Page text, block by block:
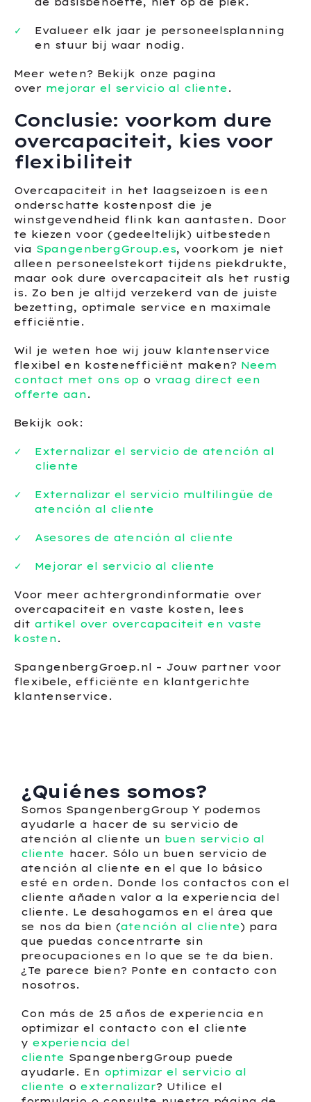
Evalueer elk jaar je personeelsplanning
en stuur bij waar nodig.
Meer weten? Bekijk onze pagina
over mejorar el servicio al cliente.
Conclusie: voorkom dure
overcapaciteit, kies voor
flexibiliteit
Overcapaciteit in het laagseizoen is een
onderschatte kostenpost die je
winstgevendheid flink kan aantasten. Door
te kiezen voor (gedeeltelijk) uitbesteden
via SpangenbergGroup.es, voorkom je niet
alleen personeelstekort tijdens piekdrukte,
maar ook dure overcapaciteit als het rustig
is. Zo ben je altijd verzekerd van de juiste
bezetting, optimale service en maximale
efficiëntie.
Wil je weten hoe wij jouw klantenservice
flexibel en kostenefficiënt maken? Neem
contact met ons op o vraag direct een
offerte aan.
Bekijk ook:
Externalizar el servicio de atención al
cliente
Externalizar el servicio multilingüe de
atención al cliente
Asesores de atención al cliente
Mejorar el servicio al cliente
Voor meer achtergrondinformatie over
overcapaciteit en vaste kosten, lees
dit artikel over overcapaciteit en vaste
kosten.
SpangenbergGroep.nl – Jouw partner voor
flexibele, efficiënte en klantgerichte
klantenservice.
¿Quiénes somos?
Somos SpangenbergGroup Y podemos
ayudarle a hacer de su servicio de
atención al cliente un buen servicio al
cliente hacer. Sólo un buen servicio de
atención al cliente en el que lo básico
esté en orden. Donde los contactos con el
cliente añaden valor a la experiencia del
cliente. Le desahogamos en el área que
se nos da bien (atención al cliente) para
que puedas concentrarte sin
preocupaciones en lo que se te da bien.
¿Te parece bien? Ponte en contacto con
nosotros.
Con más de 25 años de experiencia en
optimizar el contacto con el cliente
y experiencia del
cliente SpangenbergGroup puede
ayudarle. En optimizar el servicio al
cliente o externalizar? Utilice el